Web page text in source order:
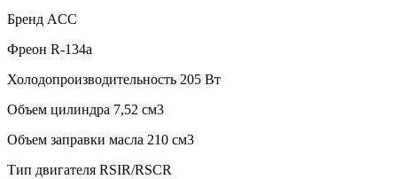
Бренд ACC
Фреон R-134a
Холодопроизводительность 205 Вт
Объем цилиндра 7,52 см3
Объем заправки масла 210 см3
Тип двигателя RSIR/RSCR